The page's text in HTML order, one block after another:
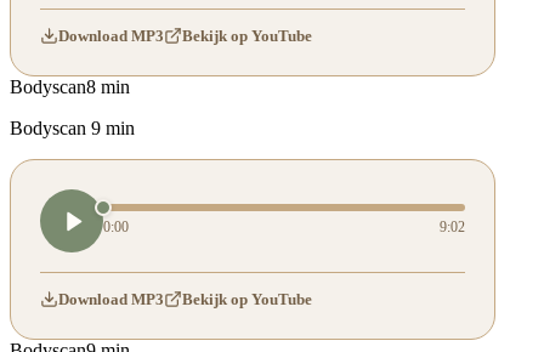
Download MP3 Bekijk op YouTube
Bodyscan8 min
Bodyscan 9 min
0:00 9:02
Download MP3 Bekijk op YouTube